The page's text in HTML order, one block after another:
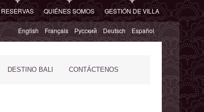
RESERVAS QUIÉNES SOMOS GESTIÓN DE VILLA
English Français Русский Deutsch Español
DESTINO BALI CONTÁCTENOS